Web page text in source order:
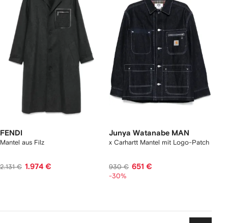
FENDI
Mantel aus Filz
2.131 € 1.974 €
Junya Watanabe MAN
x Carhartt Mantel mit Logo-Patch
930 € 651 €
-30%